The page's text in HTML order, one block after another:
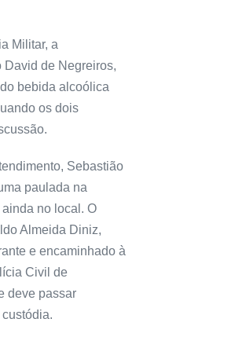
Militar, a
David de Negreiros,
bebida alcoólica
os dois
Sebastião
paulada na
no local. O
Almeida Diniz,
e encaminhado à
Civil de
deve passar